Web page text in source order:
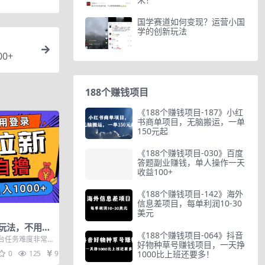
法，不用注
日入1000
任务难度非常
台的短剧拉
0 125 9.9
国学赛道如何变现？运营小国
学的创新玩法
188个赚钱项目
《188个赚钱项目-187》小红
书商单项目，无脑搬运，一单
150元起
《188个赚钱项目-030》百度
答题副业赚钱，单人操作一天
收益100+
《188个赚钱项目-142》海外
信息差项目，每单利润10-30
美元
《188个赚钱项目-064》抖音
好物种草号赚钱项目，一天挣
1000比上班还要多！